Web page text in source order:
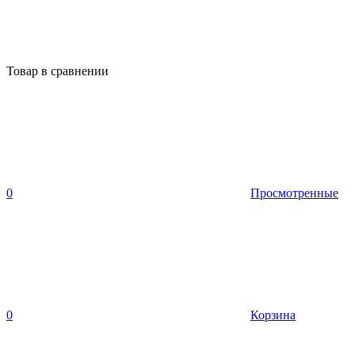
Товар в сравнении
0 Просмотренные
0 Корзина